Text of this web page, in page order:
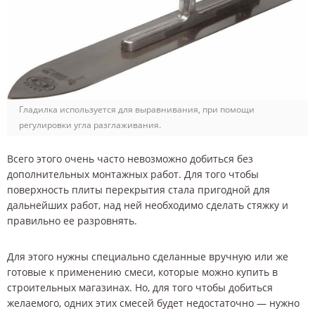
Гладилка используется для выравнивания, при помощи
регулировки угла разглаживания.
Всего этого очень часто невозможно добиться без
дополнительных монтажных работ. Для того чтобы
поверхность плиты перекрытия стала пригодной для
дальнейших работ, над ней необходимо сделать стяжку и
правильно ее разровнять.
Для этого нужны специально сделанные вручную или же
готовые к применению смеси, которые можно купить в
строительных магазинах. Но, для того чтобы добиться
желаемого, одних этих смесей будет недостаточно — нужно